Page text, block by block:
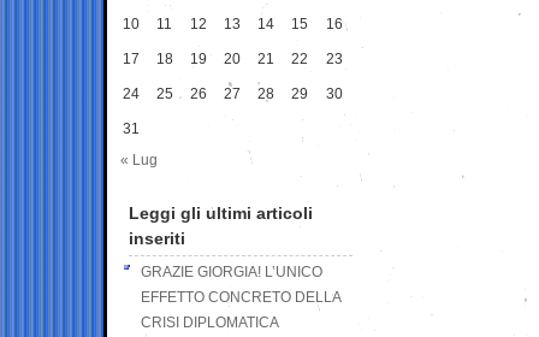
10 11 12 13 14 15 16
17 18 19 20 21 22 23
24 25 26 27 28 29 30
31
« Lug
Leggi gli ultimi articoli
inseriti
GRAZIE GIORGIA! L’UNICO
EFFETTO CONCRETO DELLA
CRISI DIPLOMATICA